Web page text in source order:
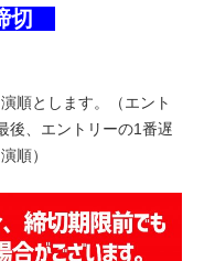
切
順とします。（エント
後、エントリーの1番遅
順）